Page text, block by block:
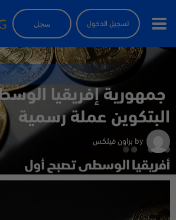
تسجيل الدخول سجل
جمهورية إفريقيا
البتكوين عملة رسمية
by براون فيلكس